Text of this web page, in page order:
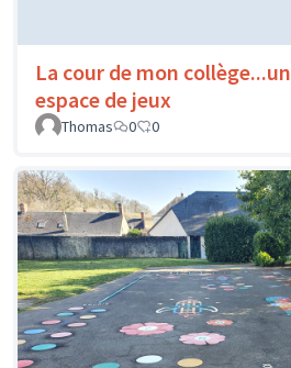
La cour de mon collège...un
espace de jeux
Thomas
0 0